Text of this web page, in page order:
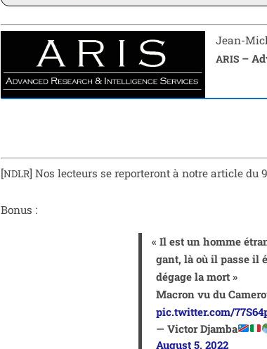
Jean-
ARIS –
[NDLR] Nos lec­teurs se repor­te­ront à notre article du
Bonus :
« Il est un homme
gant, là où il passe il
dégage la mort »
Macron vu du
pic.twitter.com/
— Victor Djamba
August 5, 2022